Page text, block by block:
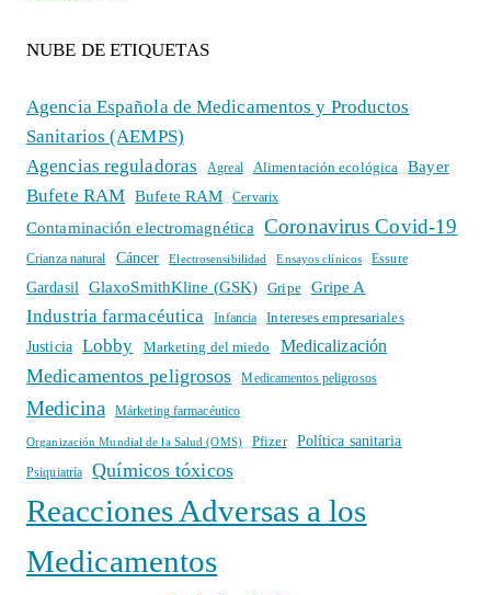
NUBE DE ETIQUETAS
Agencia Española de Medicamentos y Productos
Sanitarios (AEMPS)
Agencias reguladoras
Agreal Alimentación ecológica Bayer
Bufete RAM Bufete RAM Cervarix
Contaminación electromagnética Coronavirus Covid-19
Crianza natural Cáncer Electrosensibilidad Ensayos clínicos Essure
Gardasil GlaxoSmithKline (GSK) Gripe Gripe A
Industria farmacéutica Infancia
Intereses empresariales
Justicia
Lobby Marketing del miedo Medicalización
Medicamentos peligrosos Medicamentos peligrosos
Medicina Márketing farmacéutico
Organización Mundial de la Salud (OMS) Pfizer Política sanitaria
Psiquiatría Químicos tóxicos
Reacciones Adversas a los
Medicamentos